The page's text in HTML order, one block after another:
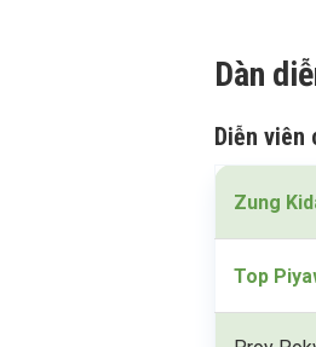
Dàn
Diễn viên
Zung
Top